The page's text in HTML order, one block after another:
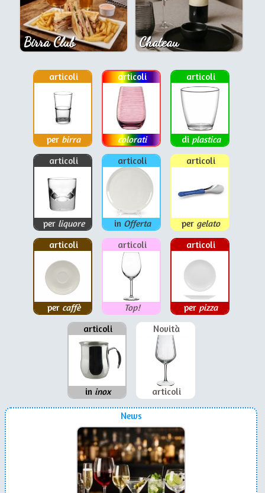
Birra Club Chateau
articoli
per birra
articoli
colorati
articoli
di plastica
articoli
per liquore
articoli
in Offerta
articoli
per gelato
articoli
per caffè
articoli
Top!
articoli
per pizza
articoli
in inox
Novità
articoli
News